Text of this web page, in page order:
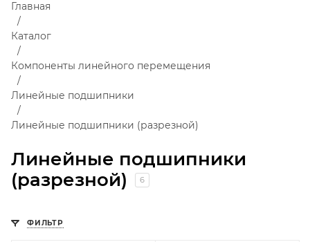
Линейные подшипники
(разрезной)
6
Главная
Каталог
Компоненты линейного перемещения
Линейные подшипники
Линейные подшипники (разрезной)
ФИЛЬТР